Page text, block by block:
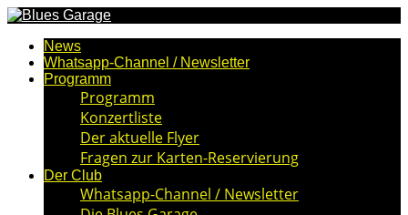
News
Whatsapp-Channel / Newsletter
Programm
Programm
Konzertliste
Der aktuelle Flyer
Fragen zur Karten-Reservierung
Der Club
Whatsapp-Channel / Newsletter